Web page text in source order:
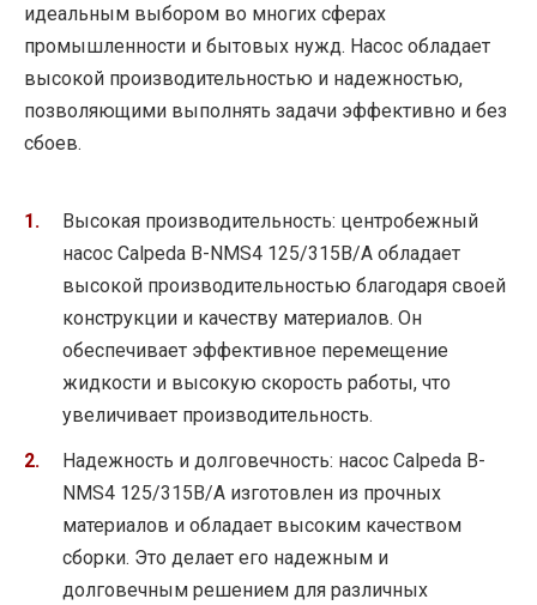
идеальным выбором во многих сферах
промышленности и бытовых нужд. Насос обладает
высокой производительностью и надежностью,
позволяющими выполнять задачи эффективно и без
сбоев.
Высокая производительность: центробежный
насос Calpeda B-NMS4 125/315B/A обладает
высокой производительностью благодаря своей
конструкции и качеству материалов. Он
обеспечивает эффективное перемещение
жидкости и высокую скорость работы, что
увеличивает производительность.
Надежность и долговечность: насос Calpeda B-
NMS4 125/315B/A изготовлен из прочных
материалов и обладает высоким качеством
сборки. Это делает его надежным и
долговечным решением для различных